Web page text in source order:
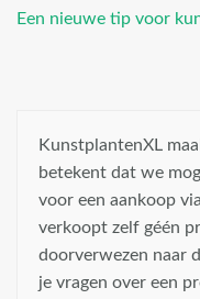
Een nieuwe tip voor
KunstplantenXL
betekent dat we
voor een aankoop
verkoopt zelf géén
doorverwezen naar
je vragen over een